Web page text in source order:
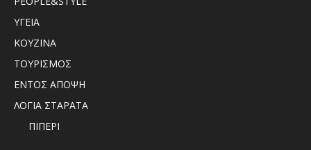
ΥΓΕΙΑ
ΚΟΥΖΙΝΑ
ΤΟΥΡΙΣΜΟΣ
ΕΝΤΟΣ ΑΠΟΨΗ
ΛΟΓΙΑ ΣΤΑΡΑΤΑ
ΠΙΠΕΡΙ